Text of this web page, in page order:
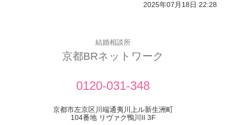
2025年07月18日 22:28
結婚相談所
京都BRネットワーク
0120-031-348
京都市左京区川端通夷川上ル新生洲町
104番地 リヴァク鴨川II 3F